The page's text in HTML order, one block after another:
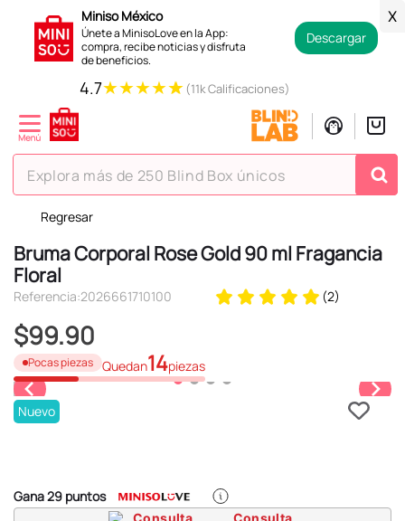
Miniso México
Únete a MinisoLove en la App:
compra, recibe noticias y disfruta
de beneficios.
Descargar
X
4.7★★★★★ (11k Calificaciones)
Explora más de 250 Blind Box únicos
Regresar
Bruma Corporal Rose Gold 90 ml Fragancia
Floral
Referencia:2026661710100 (2)
$99.90
Pocas piezas Quedan14piezas
Nuevo
Gana29 puntos
Consulta
TÉRMINOS MÁS BUSCADOS
1.
hello kitty
2.
spiderman
4.
osito cariñosito
5.
blind box
6.
pokémon
9.
chiikawas